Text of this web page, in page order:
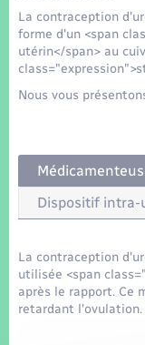
La contraception
forme d'un <span
utérin</span> au
Nous vous
Dispositif intra-
La contraception
utilisée <span
après le rapport. Ce
retardant l'ovulation.